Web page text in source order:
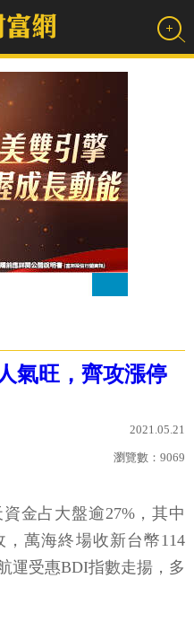
氣旺，齊攻漲停
2021.05.21
瀏覽數： 9069
金占大盤逾27%，其中
萬海終場收新台幣114
運受惠BDI指數走揚，多